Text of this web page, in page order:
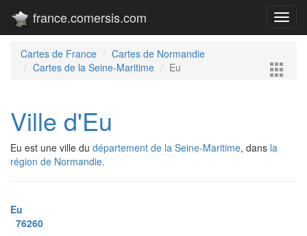
france.comersis.com
Cartes de France
Cartes de Normandie
Cartes de la Seine-Maritime
Eu
Ville d'Eu
Eu est une ville du département de la Seine-Maritime, dans la
région de Normandie.
Eu
76260